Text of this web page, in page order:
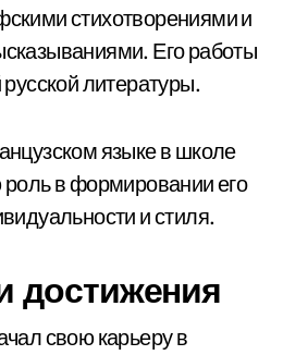
стихотворениями и
Его работы
литературы.
языке в школе
в формировании его
и стиля.
достижения
свою карьеру в